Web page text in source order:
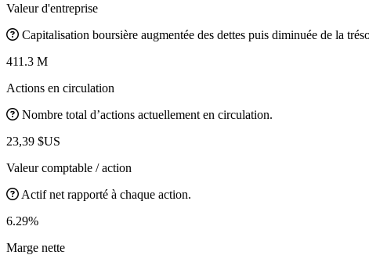
Valeur d'entreprise
Capitalisation boursière augmentée des dettes puis diminuée de la
411.3 M
Actions en circulation
Nombre total d’actions actuellement en circulation.
23,39 $US
Valeur comptable / action
Actif net rapporté à chaque action.
6.29%
Marge nette